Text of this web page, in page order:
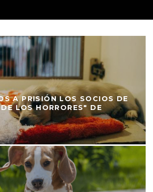
A PRISIÓN LOS SOCIOS DE
LOS HORRORES" DE